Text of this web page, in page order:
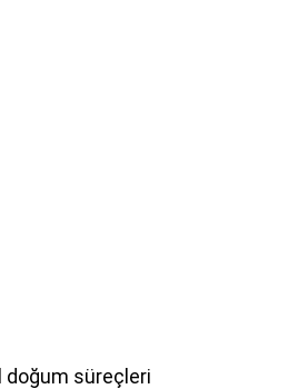
doğum süreçleri